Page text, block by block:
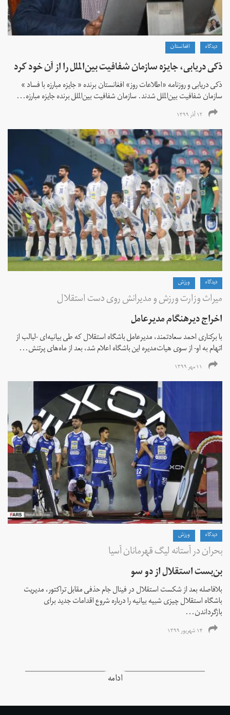
دیدگاه افغانستان
ذکی دریابی، جایزه سازمان شفافیت بین‌الملل را از آن خود کرد
ذکی دریابی و روزنامه «اطلاعات‌ روز» افغانستان برنده « جایزه مبارزه با فساد »
سازمان شفافیت بین‌الملل شدند. سازمان شفافیت بین‌الملل برنده جایزه مبارزه...
۱۲ آذر ۱۳۹۹
دیدگاه ورزش
میراث وزارت ورزش و مدیرانش روی دست استقلال
اخراج دیرهنگام مدیرعامل
با برکناری احمد سعادتمند، مدیرعامل باشگاه استقلال که طی بیانیه‌ای -لبالب از
اتهام به او- از سوی هیات‌مدیره این باشگاه اعلام شد، بعد از ماه‌های پرتنش...
۱۱ مهر ۱۳۹۹
دیدگاه ورزش
بحران در آستانه لیگ قهرمانان آسیا
بن‌بست استقلال از دو سو
بلافاصله بعد از شکست استقلال در فینال جام حذفی مقابل تراکتور، مدیریت
باشگاه استقلال چیزی شبیه بیانیه را درباره شروع اقدامات جدید برای
بازگرداندن...
۱۴ شهریور ۱۳۹۹
ادامه